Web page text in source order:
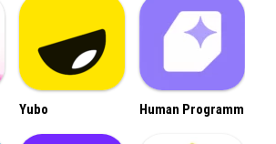
Yubo Human Programm